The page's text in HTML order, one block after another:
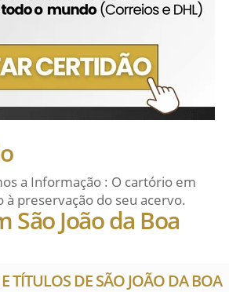
a Informação : O cartório em
à preservação do seu acervo.
João da Boa
TÍTULOS DE SÃO JOÃO DA BOA